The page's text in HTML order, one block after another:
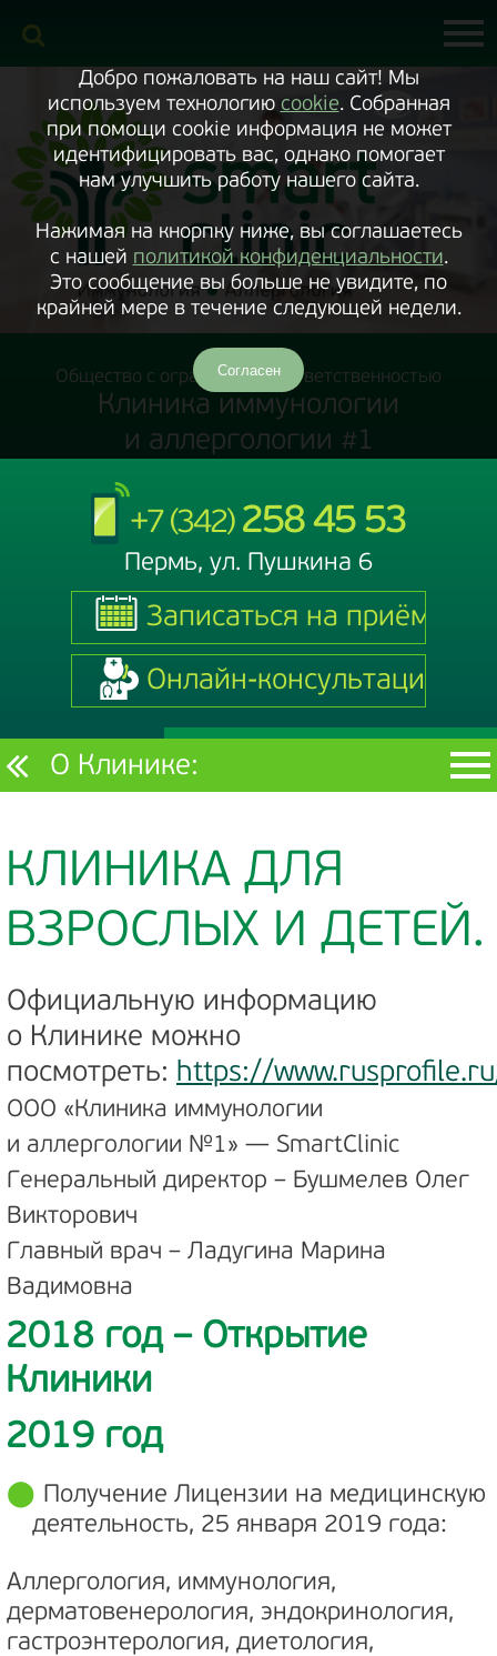
версию
сайта
Добро пожаловать на наш сайт! Мы
используем технологию cookie. Собранная
при помощи cookie информация не может
идентифицировать вас, однако помогает
нам улучшить работу нашего сайта.
Нажимая на кнорпку ниже, вы соглашаетесь
с нашей политикой конфиденциальности.
Это сообщение вы больше не увидите, по
крайней мере в течение следующей недели.
Согласен
Общество с ограниченной ответственностью
Клиника иммунологии
и аллергологии #1
+7 (342) 258 45 53
Пермь, ул. Пушкина 6
Записаться на приём
Записаться на приём
Онлайн-консультация
Онлайн-консультация
Текущий
О Клинике:
КЛИНИКА ДЛЯ
ВЗРОСЛЫХ И ДЕТЕЙ.
Официальную информацию
о Клинике можно
посмотреть: https://
ООО «Клиника иммунологии
и аллергологии №1» — SmartClinic
Генеральный директор – Бушмелев Олег
Викторович
Главный врач – Ладугина Марина
Вадимовна
2018 год – Открытие
Клиники
2019 год
Получение Лицензии на медицинскую
деятельность, 25 января 2019 года:
Аллергология, иммунология,
дерматовенерология, эндокринология,
гастроэнтерология, диетология,